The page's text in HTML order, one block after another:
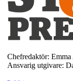
Chefredaktör: Emma
Ansvarig utgivare: